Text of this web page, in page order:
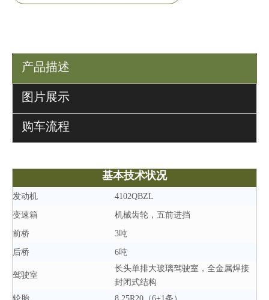
产品描述
图片展示
购车流程
基本技术状况
发动机 4102QBZL
变速箱 机械齿轮，五前进挡
前桥 3吨
后桥 6吨
驾驶室
长头单排大玻璃驾驶室，全金属焊接
封闭式结构